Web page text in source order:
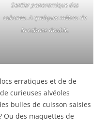
Sentier panoramique des
cabanes. A quelques mètres de
la cabane double.
erratiques et de de
curieuses alvéoles
bulles de cuisson saisies
des maquettes de